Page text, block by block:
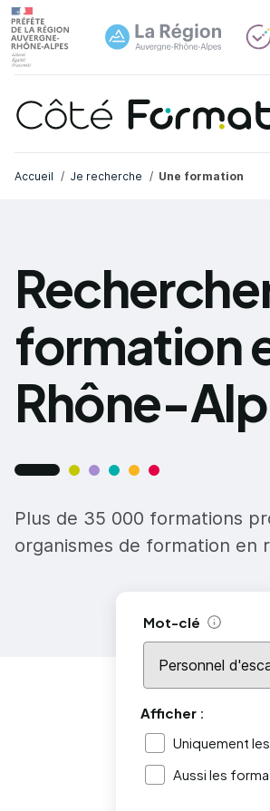
Accueil Je recherche Une formation
formation
Rhône-
Plus de 35 000 formations
organismes de formation en
Mot-clé Aide
Afficher :
Uniquement
Aussi les